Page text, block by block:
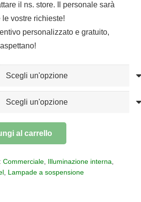
prezzo:
da
€184,50
a
€250,10
il ns. store. Il personale sarà
vostre richieste!
personalizzato e gratuito,
al carrello
Commerciale, Illuminazione interna
Lampade a sospensione